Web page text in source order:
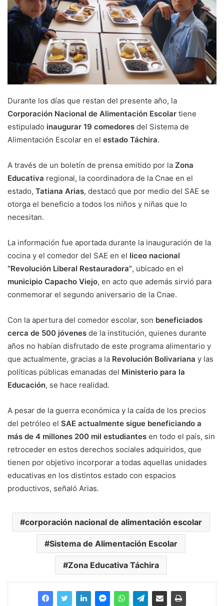
Durante los días que restan del presente año, la
Corporación Nacional de Alimentación Escolar tiene
estipulado inaugurar 19 comedores del Sistema de
Alimentación Escolar en el estado Táchira.
A través de un boletín de prensa emitido por la Zona
Educativa regional, la coordinadora de la Cnae en el
estado, Tatiana Arias, destacó que por medio del SAE se
otorga el beneficio a todos los niños y niñas que lo
necesitan.
La información fue aportada durante la inauguración de la
cocina y el comedor del SAE en el liceo nacional
“Revolución Liberal Restauradora”, ubicado en el
municipio Capacho Viejo, en acto que además sirvió para
conmemorar el segundo aniversario de la Cnae.
Con la apertura del comedor escolar, son beneficiados
cerca de 500 jóvenes de la institución, quienes durante
años no habían disfrutado de este programa alimentario y
que actualmente, gracias a la Revolución Bolivariana y las
políticas públicas emanadas del Ministerio para la
Educación, se hace realidad.
A pesar de la guerra económica y la caída de los precios
del petróleo el SAE actualmente sigue beneficiando a
más de 4 millones 200 mil estudiantes en todo el país, sin
retroceder en estos derechos sociales adquiridos, que
tienen por objetivo incorporar a todas aquellas unidades
educativas en los distintos estado con espacios
productivos, señaló Arias.
corporación nacional de alimentación escolar
Sistema de Alimentación Escolar
Zona Educativa Táchira